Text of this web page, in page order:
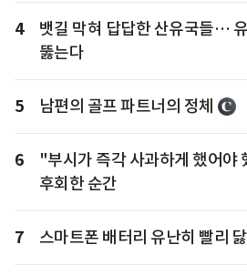
4
뱃길 막혀 답답한 산유국들…
뚫는다
5 남편의 골프 파트너의 정체
6
"부시가 즉각 사과하게 했어
후회한 순간
7 스마트폰 배터리 유난히 빨리